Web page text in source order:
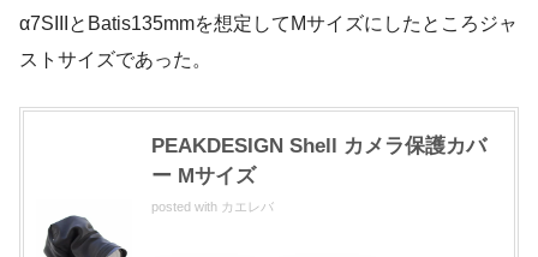
α7SIIIとBatis135mmを想定してMサイズにしたところジャ
ストサイズであった。
PEAKDESIGN Shell カメラ保護カバ
ー Mサイズ
posted with カエレバ